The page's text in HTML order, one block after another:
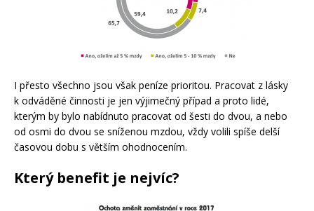
I přesto všechno jsou však peníze prioritou. Pracovat z lásky
k odváděné činnosti je jen výjimečný případ a proto lidé,
kterým by bylo nabídnuto pracovat od šesti do dvou, a nebo
od osmi do dvou se sníženou mzdou, vždy volili spíše delší
časovou dobu s větším ohodnocením.
Který benefit je nejvíc?